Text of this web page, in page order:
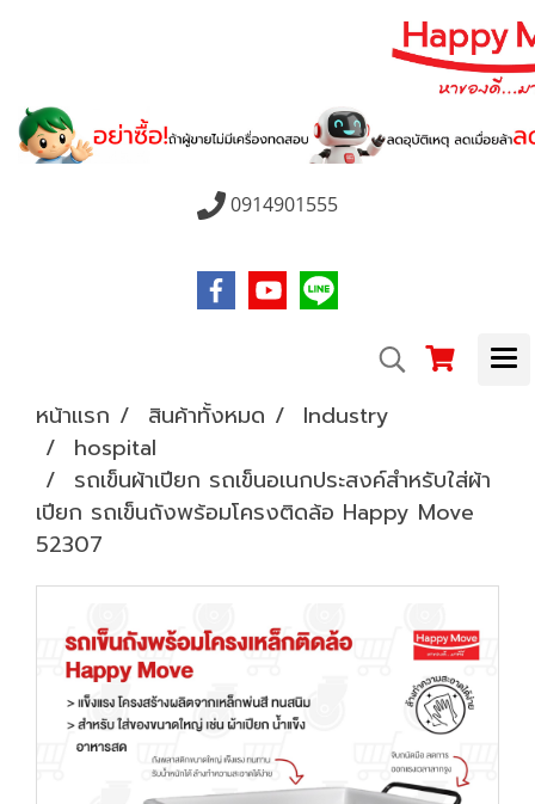
0914901555
หน้าแรก สินค้าทั้งหมด
Industry
hospital
รถเข็นผ้าเปียก รถเข็นอเนกประสงค์สำหรับใส่ผ้า
เปียก รถเข็นถังพร้อมโครงติดล้อ Happy Move
52307